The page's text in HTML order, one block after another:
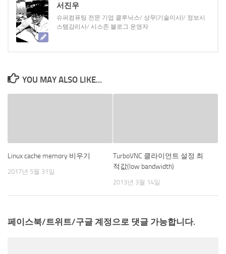
서진우
슈퍼컴퓨팅 전문 기업 클루닉스/ 상무(기술이사)/ 정보시
스템감리사/ 시스존 블로그 운영자
YOU MAY ALSO LIKE...
Linux cache memory 비우기
2017년 5월 31일
TurboVNC 클라이언트 설정 최
적값(low bandwidth)
2013년 3월 14일
페이스북/트위트/구글 계정으로 댓글 가능합니다.